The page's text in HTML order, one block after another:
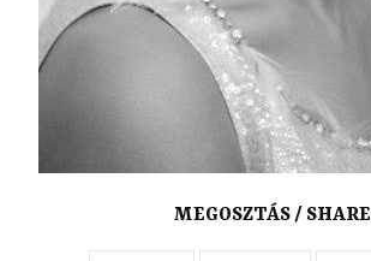
MEGOSZTÁS / SHARE